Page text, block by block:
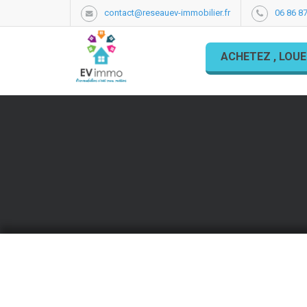
contact@reseauev-immobilier.fr 06 86
ACHETEZ ,